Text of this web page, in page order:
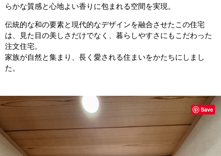
らかな質感と心地よい香りに包まれる空間を実現。
伝統的な和の要素と現代的なデザインを融合させたこの住宅
は、見た目の美しさだけでなく、暮らしやすさにもこだわった
注文住宅。
家族が自然と集まり、長く愛される住まいをかたちにしまし
た。
Save